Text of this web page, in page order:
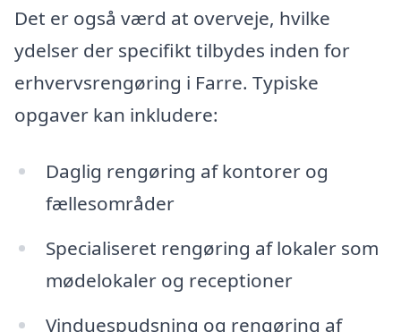
Det er også værd at overveje, hvilke
ydelser der specifikt tilbydes inden for
erhvervsrengøring i Farre. Typiske
opgaver kan inkludere:
Daglig rengøring af kontorer og
fællesområder
Specialiseret rengøring af lokaler som
mødelokaler og receptioner
Vinduespudsning og rengøring af